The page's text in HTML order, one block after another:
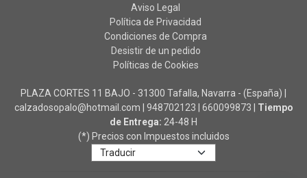
Aviso Legal
Política de Privacidad
Condiciones de Compra
Desistir de un pedido
Políticas de Cookies
PLAZA CORTES 11 BAJO - 31300 Tafalla, Navarra - (España) |
calzadosopalo@hotmail.com | 948702123 660099873
Tiempo
de Entrega: 24-48 H
(*) Precios con Impuestos incluidos